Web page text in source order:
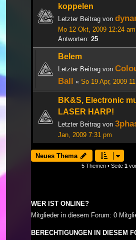
koppelen
Letzter Beitrag von
Mo 12 Okt, 2009 12:24 am
Antworten: 25
Belem
Letzter Beitrag von
Ball « So 19 Apr, 2009
BK&S, Electronic
LASER HARP!
Letzter Beitrag von
Jan, 2009 7:31 pm
Neues Thema
5 Themen • Seite 1
WER IST ONLINE?
Mitglieder in diesem Forum: 0
BERECHTIGUNGEN IN DIESEM